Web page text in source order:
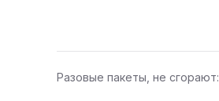
Разовые пакеты, не сгорают: